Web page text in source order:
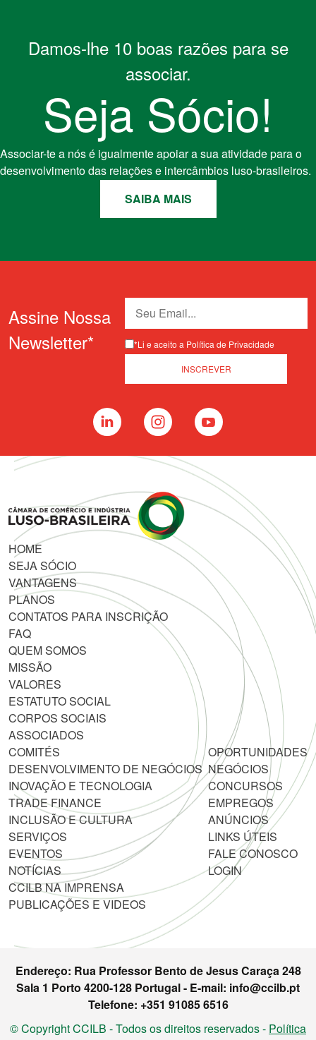
Damos-lhe 10 boas razões para se
associar.
Seja Sócio!
Associar-te a nós é igualmente apoiar a sua atividade para o
desenvolvimento das relações e intercâmbios luso-brasileiros.
SAIBA MAIS
Assine Nossa
Newsletter*
*Li e aceito a Política de Privacidade
HOME
SEJA SÓCIO
VANTAGENS
PLANOS
CONTATOS PARA INSCRIÇÃO
FAQ
QUEM SOMOS
MISSÃO
VALORES
ESTATUTO SOCIAL
CORPOS SOCIAIS
ASSOCIADOS
COMITÉS
DESENVOLVIMENTO DE NEGÓCIOS
INOVAÇÃO E TECNOLOGIA
TRADE FINANCE
INCLUSÃO E CULTURA
SERVIÇOS
EVENTOS
NOTÍCIAS
CCILB NA IMPRENSA
PUBLICAÇÕES E VIDEOS
OPORTUNIDADES
NEGÓCIOS
CONCURSOS
EMPREGOS
ANÚNCIOS
LINKS ÚTEIS
FALE CONOSCO
LOGIN
Endereço: Rua Professor Bento de Jesus Caraça 248
Sala 1 Porto 4200-128 Portugal - E-mail: info@ccilb.pt
Telefone: +351 91085 6516
© Copyright CCILB - Todos os direitos reservados - Política